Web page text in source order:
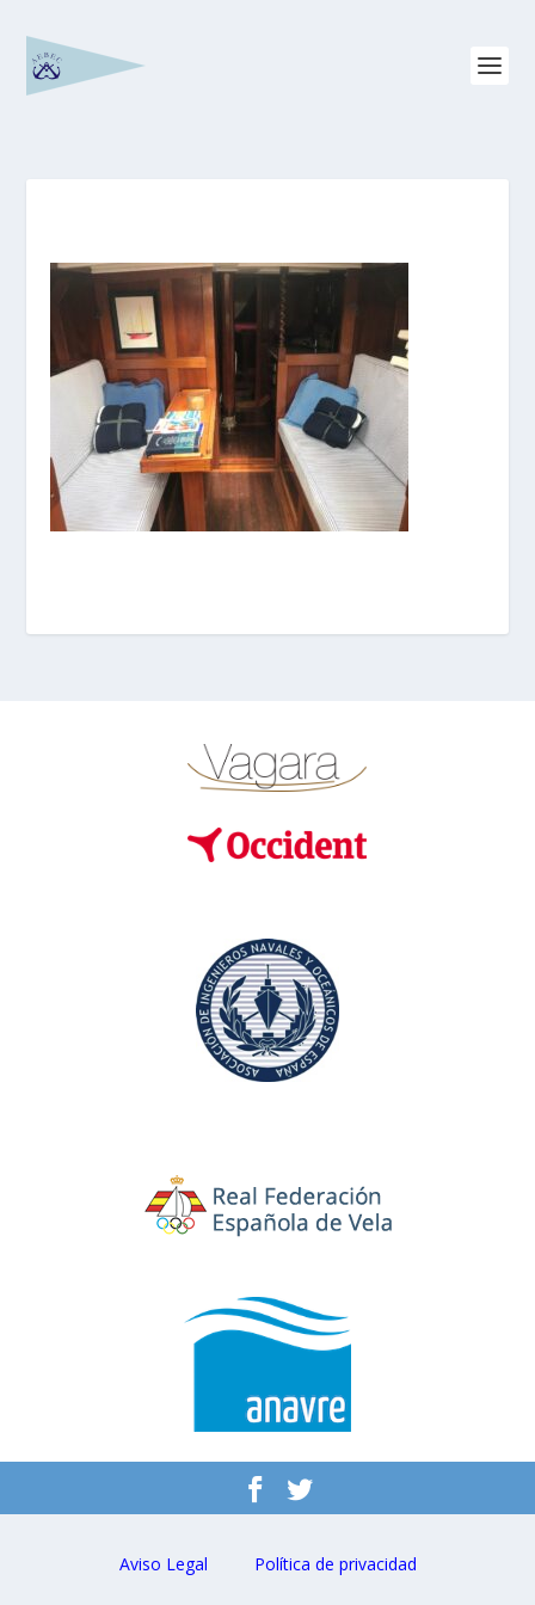
Aviso Legal Política de privacidad